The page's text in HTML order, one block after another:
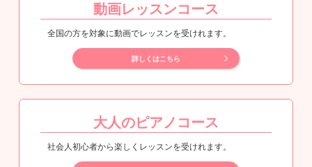
動画レッスンコース
全国の方を対象に動画でレッスンを受けれます。
詳しくはこちら
大人のピアノコース
社会人初心者から楽しくレッスンを受けれます。